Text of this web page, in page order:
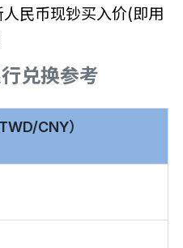
民币现钞买入价(即用
兑换参考
CNY）